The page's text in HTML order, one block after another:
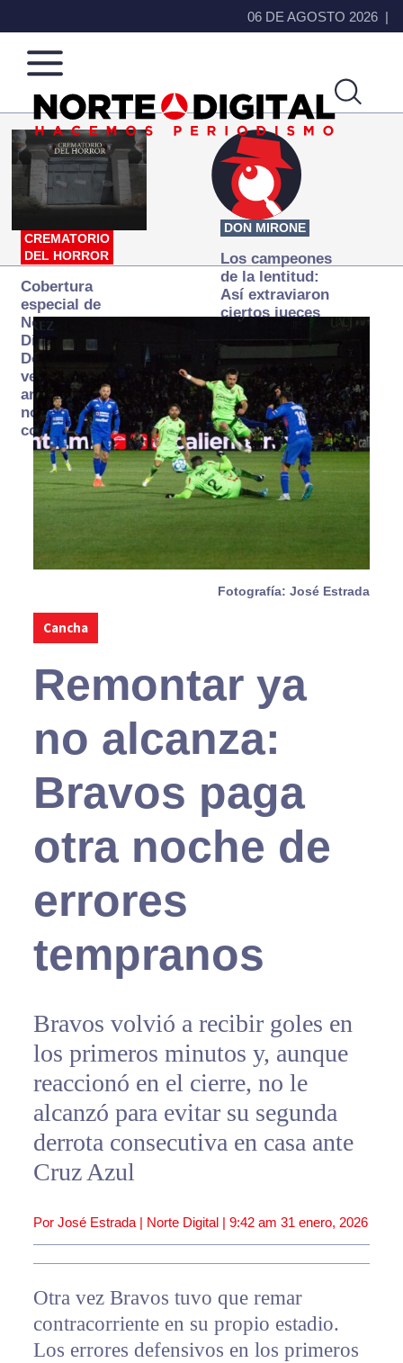
06 DE AGOSTO 2026
Norte
de
Ciudad
Más
que
noticias,
hacemos periodismo
CREMATORIO
DEL HORROR
Cobertura
especial de
Norte
Digital:
Donde la
verdad
arde… pero
no se
consume
DON MIRONE
Los campeones
de la lentitud:
Así extraviaron
ciertos jueces
expedita
Fotografía: José Estrada
Cancha
Remontar ya
no alcanza:
Bravos paga
otra noche de
errores
tempranos
Bravos volvió a recibir goles en
los primeros minutos y, aunque
reaccionó en el cierre, no le
alcanzó para evitar su segunda
derrota consecutiva en casa ante
Cruz Azul
Por José Estrada | Norte Digital | 9:42 am 31 enero, 2026
Otra vez Bravos tuvo que remar
contracorriente en su propio estadio.
Los errores defensivos en los primeros